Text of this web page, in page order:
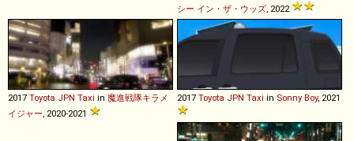
シー イン・ザ・ウッズ, 2022
2017 Toyota JPN Taxi in 魔進戦隊キラメ
イジャー, 2020-2021
2017 Toyota JPN Taxi in Sonny Boy, 2021